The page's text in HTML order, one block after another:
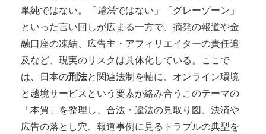
単純ではない。「違法ではない」「グレーゾーン」
といった言い回しが広まる一方で、摘発の報道や金
融口座の凍結、広告主・アフィリエイターの責任追
及など、現実のリスクは具体化している。ここで
は、日本の刑法と関連法制を軸に、オンライン環境
と越境サービスという要素が絡み合うこのテーマの
「本質」を整理し、合法・違法の見取り図、決済や
広告の落とし穴、報道事例に見るトラブルの典型を